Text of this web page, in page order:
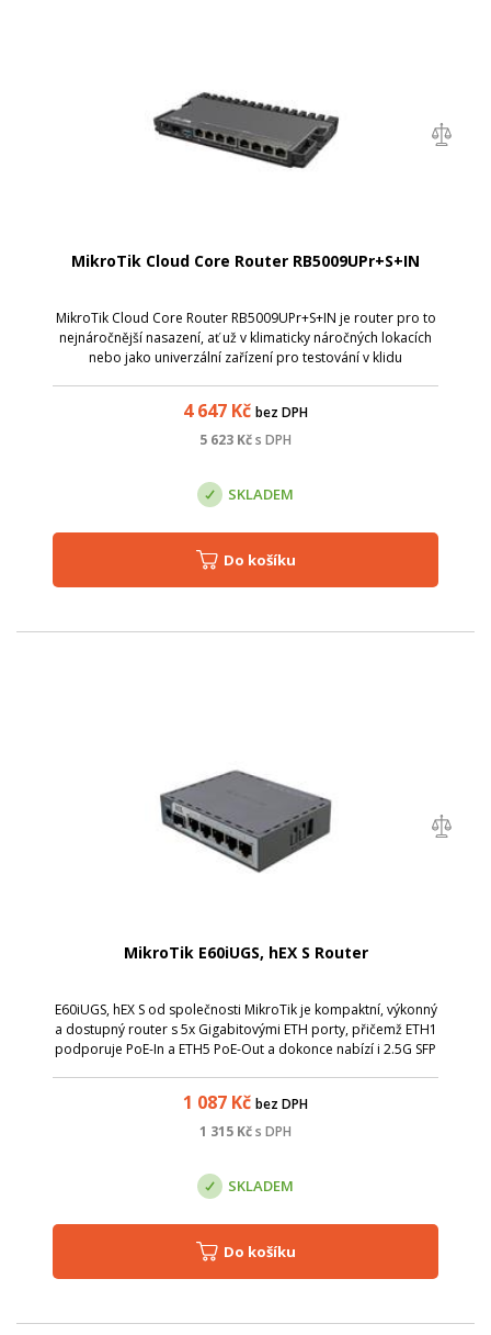
MikroTik Cloud Core Router RB5009UPr+S+IN
MikroTik Cloud Core Router RB5009UPr+S+IN je router pro to
nejnáročnější nasazení, ať už v klimaticky náročných lokacích
nebo jako univerzální zařízení pro testování v klidu
4 647 Kč bez DPH
5 623 Kčs DPH
SKLADEM
Do košíku
MikroTik E60iUGS, hEX S Router
E60iUGS, hEX S od společnosti MikroTik je kompaktní, výkonný
a dostupný router s 5x Gigabitovými ETH porty, přičemž ETH1
podporuje PoE-In a ETH5 PoE-Out a dokonce nabízí i 2.5G SFP
1 087 Kč bez DPH
1 315 Kčs DPH
SKLADEM
Do košíku